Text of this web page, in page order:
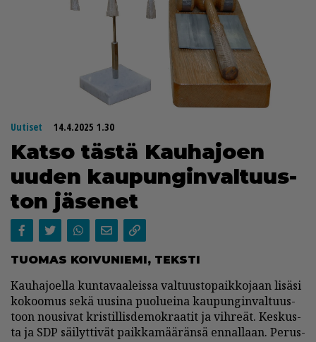
Uutiset 14.4.2025 1.30
Kat­so täs­tä Kau­ha­jo­en
uu­den kau­pun­gin­val­tuus­
ton jä­se­net
TUO­MAS KOI­VU­NIE­MI, TEKS­TI
Kau­ha­jo­el­la kun­ta­vaa­leis­sa val­tuus­to­paik­ko­jaan li­sä­si
ko­koo­mus sekä uu­si­na puo­lu­ei­na kau­pun­gin­val­tuus­
toon nou­si­vat kris­til­lis­de­mok­raa­tit ja vih­re­ät. Kes­kus­
ta ja SDP säi­lyt­ti­vät paik­ka­mää­rän­sä en­nal­laan. Pe­rus­